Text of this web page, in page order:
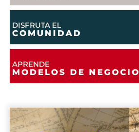
DISFRUTA EL
COMUNIDAD
APRENDE
MODELOS DE NEGOCIO